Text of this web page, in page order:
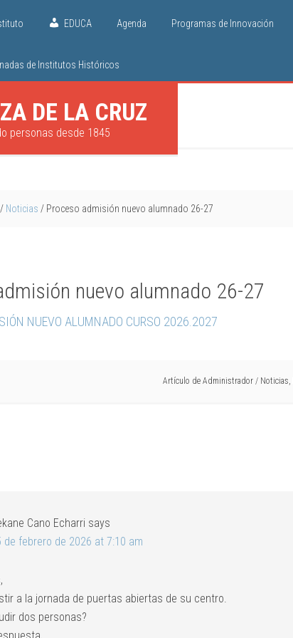
EDUCA Agenda Programas de Innovación
de Institutos Históricos
DE LA CRUZ
personas desde 1845
/ Noticias / Proceso admisión nuevo alumnado 26-27
nuevo alumnado 26-27
NUEVO ALUMNADO CURSO 2026.2027
Artículo de Administrador / Noticias,
Cano Echarri says
de febrero de 2026 at 7:10 am
a la jornada de puertas abiertas de su centro.
dos personas?